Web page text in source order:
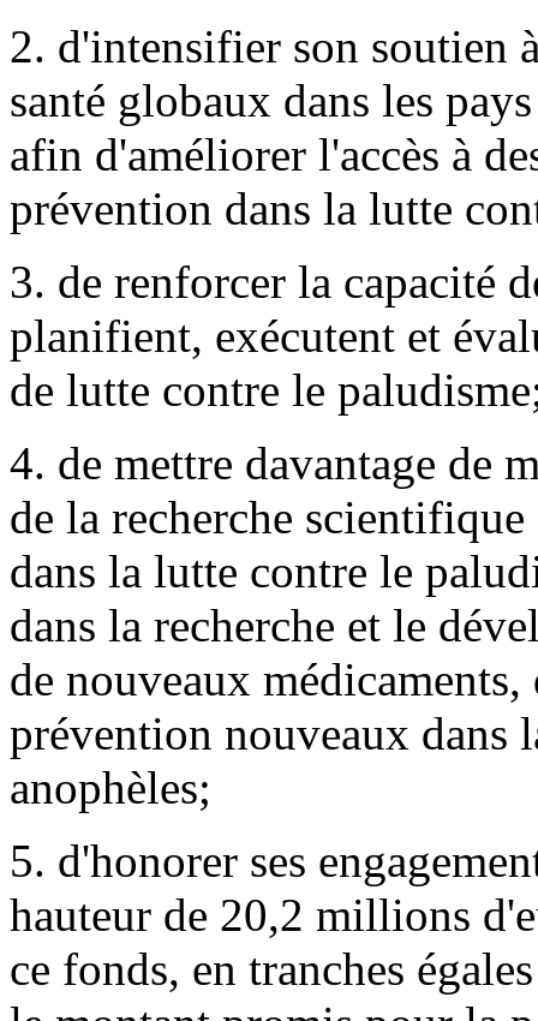
2. d'intensifier son soutien
santé globaux dans les
afin d'améliorer l'accès à
prévention dans la lutte
3. de renforcer la capacité
planifient, exécutent et
de lutte contre le
4. de mettre davantage de
de la recherche
dans la lutte contre le
dans la recherche et le
de nouveaux
prévention nouveaux dans
anophèles;
5. d'honorer ses
hauteur de 20,2 millions
ce fonds, en tranches